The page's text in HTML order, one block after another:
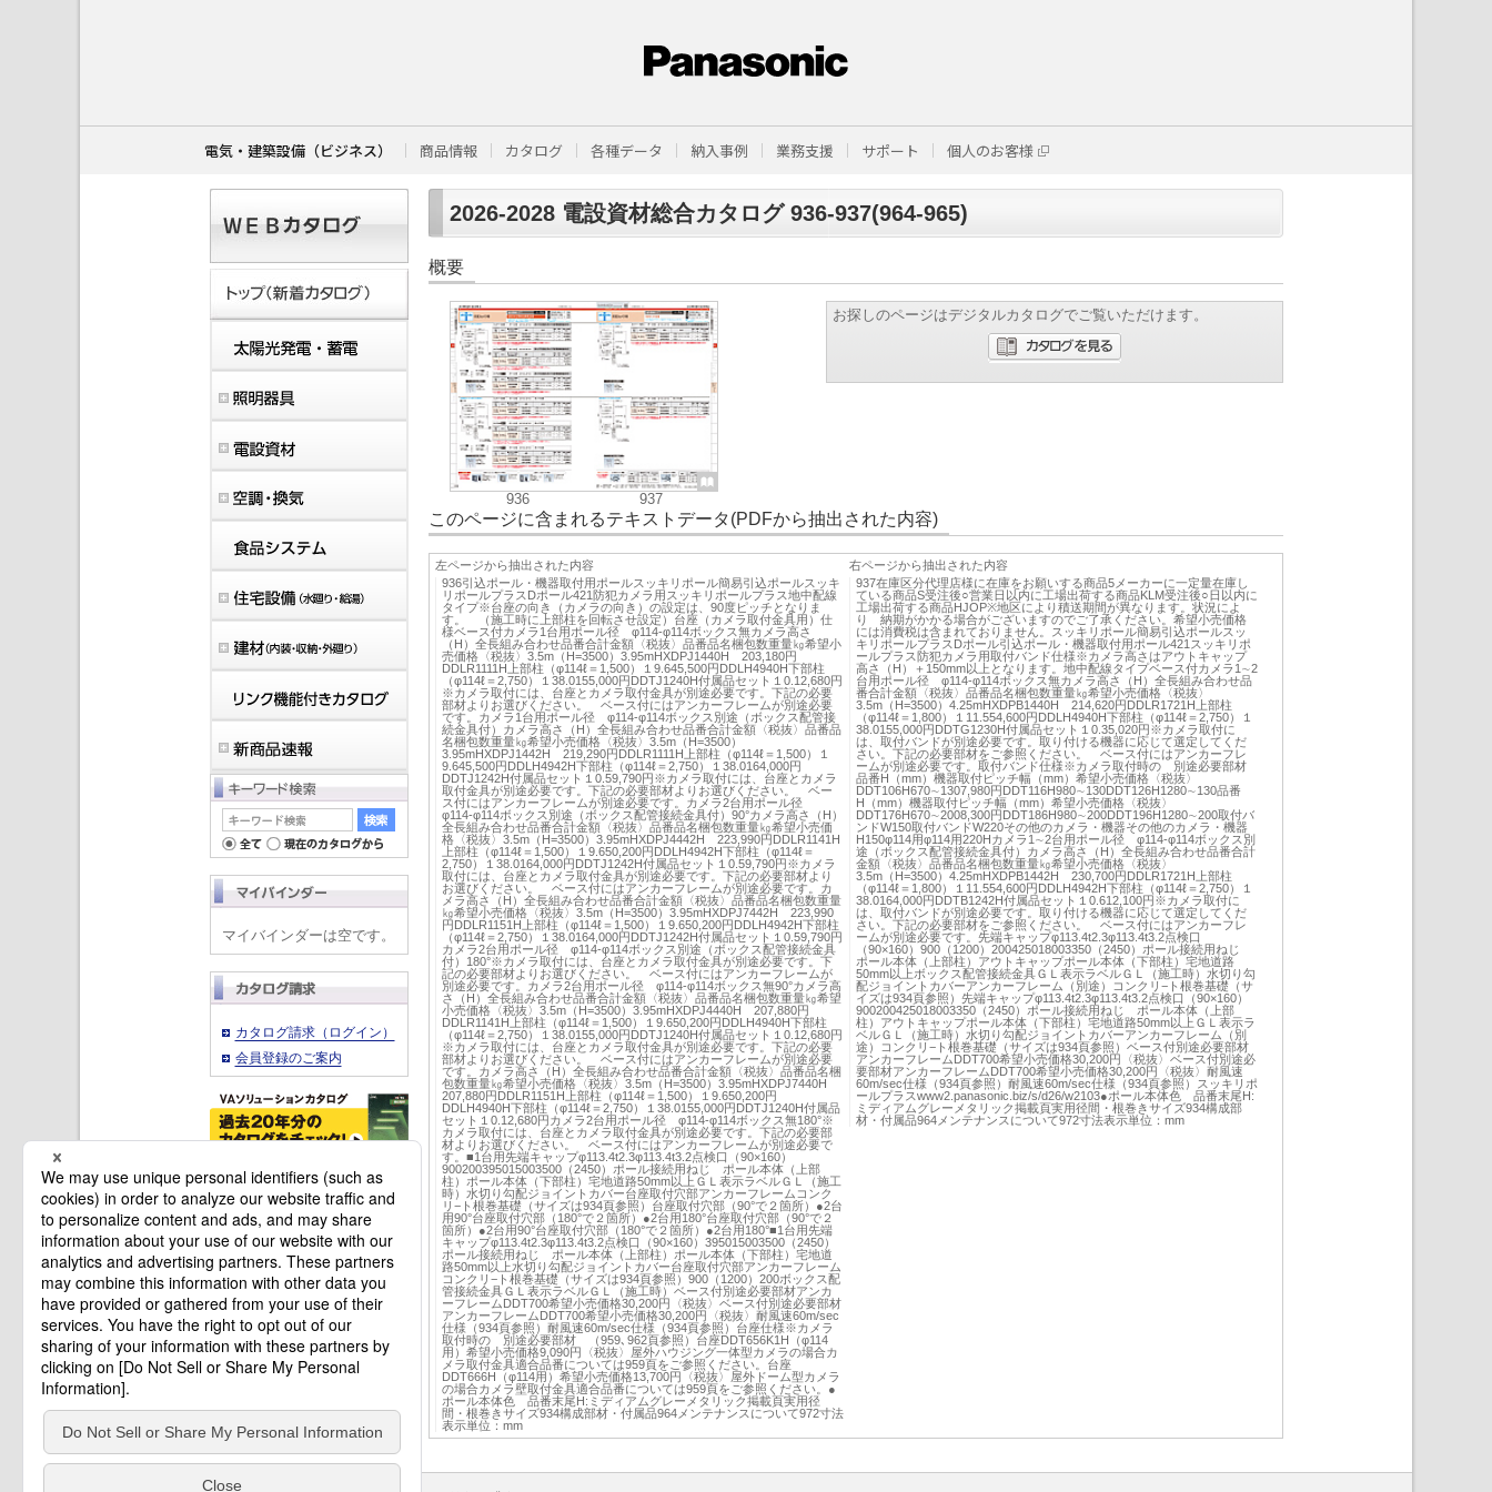
電気・建築設備（ビジネス） 商品情報 カタログ 各種データ 納入事例 業務支援 サポート 個人のお客様
2026-2028 電設資材総合カタログ 936-937(964-965)
概要
936 937
お探しのページはデジタルカタログでご覧いただけます。
このページに含まれるテキストデータ(PDFから抽出された内容)
左ページから抽出された内容
936引込ポール・機器取付用ポールスッキリポール簡易引込ポールスッキ
リポールプラスDポール421防犯カメラ用スッキリポールプラス地中配線
タイプ※台座の向き（カメラの向き）の設定は、90度ピッチとなりま
す。 （施工時に上部柱を回転させ設定）台座（カメラ取付金具用）仕
様ベース付カメラ1台用ポール径 φ114-φ114ボックス無カメラ高さ
（H）全長組み合わせ品番合計金額〈税抜〉品番品名梱包数重量㎏希望小
売価格〈税抜〉3.5m（H=3500）3.95mHXDPJ1440H 203,180円
DDLR1111H上部柱（φ114ℓ＝1,500）１9.645,500円DDLH4940H下部柱
（φ114ℓ＝2,750）１38.0155,000円DDTJ1240H付属品セット１0.12,680円
※カメラ取付には、台座とカメラ取付金具が別途必要です。下記の必要
部材よりお選びください。 ベース付にはアンカーフレームが別途必要
です。カメラ1台用ポール径 φ114-φ114ボックス別途（ボックス配管接
続金具付）カメラ高さ（H）全長組み合わせ品番合計金額〈税抜〉品番品
名梱包数重量㎏希望小売価格〈税抜〉3.5m（H=3500）
3.95mHXDPJ1442H 219,290円DDLR1111H上部柱（φ114ℓ＝1,500）１
9.645,500円DDLH4942H下部柱（φ114ℓ＝2,750）１38.0164,000円
DDTJ1242H付属品セット１0.59,790円※カメラ取付には、台座とカメラ
取付金具が別途必要です。下記の必要部材よりお選びください。 ベー
ス付にはアンカーフレームが別途必要です。カメラ2台用ポール径
φ114-φ114ボックス別途（ボックス配管接続金具付）90°カメラ高さ（H）
全長組み合わせ品番合計金額〈税抜〉品番品名梱包数重量㎏希望小売価
格〈税抜〉3.5m（H=3500）3.95mHXDPJ4442H 223,990円DDLR1141H
上部柱（φ114ℓ＝1,500）１9.650,200円DDLH4942H下部柱（φ114ℓ＝
2,750）１38.0164,000円DDTJ1242H付属品セット１0.59,790円※カメラ
取付には、台座とカメラ取付金具が別途必要です。下記の必要部材より
お選びください。 ベース付にはアンカーフレームが別途必要です。カ
メラ高さ（H）全長組み合わせ品番合計金額〈税抜〉品番品名梱包数重量
㎏希望小売価格〈税抜〉3.5m（H=3500）3.95mHXDPJ7442H 223,990
円DDLR1151H上部柱（φ114ℓ＝1,500）１9.650,200円DDLH4942H下部柱
（φ114ℓ＝2,750）１38.0164,000円DDTJ1242H付属品セット１0.59,790円
カメラ2台用ポール径 φ114-φ114ボックス別途（ボックス配管接続金具
付）180°※カメラ取付には、台座とカメラ取付金具が別途必要です。下
記の必要部材よりお選びください。 ベース付にはアンカーフレームが
別途必要です。カメラ2台用ポール径 φ114-φ114ボックス無90°カメラ高
さ（H）全長組み合わせ品番合計金額〈税抜〉品番品名梱包数重量㎏希望
小売価格〈税抜〉3.5m（H=3500）3.95mHXDPJ4440H 207,880円
DDLR1141H上部柱（φ114ℓ＝1,500）１9.650,200円DDLH4940H下部柱
（φ114ℓ＝2,750）１38.0155,000円DDTJ1240H付属品セット１0.12,680円
※カメラ取付には、台座とカメラ取付金具が別途必要です。下記の必要
部材よりお選びください。 ベース付にはアンカーフレームが別途必要
です。カメラ高さ（H）全長組み合わせ品番合計金額〈税抜〉品番品名梱
包数重量㎏希望小売価格〈税抜〉3.5m（H=3500）3.95mHXDPJ7440H
207,880円DDLR1151H上部柱（φ114ℓ＝1,500）１9.650,200円
DDLH4940H下部柱（φ114ℓ＝2,750）１38.0155,000円DDTJ1240H付属品
セット１0.12,680円カメラ2台用ポール径 φ114-φ114ボックス無180°※
カメラ取付には、台座とカメラ取付金具が別途必要です。下記の必要部
材よりお選びください。 ベース付にはアンカーフレームが別途必要で
す。■1台用先端キャップφ113.4t2.3φ113.4t3.2点検口（90×160）
900200395015003500（2450）ポール接続用ねじ ポール本体（上部
柱）ポール本体（下部柱）宅地道路50mm以上ＧＬ表示ラベルＧＬ（施工
時）水切り勾配ジョイントカバー台座取付穴部アンカーフレームコンク
リ−ト根巻基礎（サイズは934頁参照）台座取付穴部（90°で２箇所）●2台
用90°台座取付穴部（180°で２箇所）●2台用180°台座取付穴部（90°で２
箇所）●2台用90°台座取付穴部（180°で２箇所）●2台用180°■1台用先端
キャップφ113.4t2.3φ113.4t3.2点検口（90×160）395015003500（2450）
ポール接続用ねじ ポール本体（上部柱）ポール本体（下部柱）宅地道
路50mm以上水切り勾配ジョイントカバー台座取付穴部アンカーフレーム
コンクリ−ト根巻基礎（サイズは934頁参照）900（1200）200ボックス配
管接続金具ＧＬ表示ラベルＧＬ（施工時）ベース付別途必要部材アンカ
ーフレームDDT700希望小売価格30,200円〈税抜〉ベース付別途必要部材
アンカーフレームDDT700希望小売価格30,200円〈税抜〉耐風速60m/sec
仕様（934頁参照）耐風速60m/sec仕様（934頁参照）台座仕様※カメラ
取付時の 別途必要部材 （959､962頁参照）台座DDT656K1H（φ114
用）希望小売価格9,090円〈税抜〉屋外ハウジング一体型カメラの場合カ
メラ取付金具適合品番については959頁をご参照ください。台座
DDT666H（φ114用）希望小売価格13,700円〈税抜〉屋外ドーム型カメラ
の場合カメラ壁取付金具適合品番については959頁をご参照ください。●
ポール本体色 品番末尾H:ミディアムグレーメタリック掲載頁実用径
間・根巻きサイズ934構成部材・付属品964メンテナンスについて972寸法
表示単位：mm
右ページから抽出された内容
937在庫区分代理店様に在庫をお願いする商品5メーカーに一定量在庫し
ている商品S受注後○営業日以内に工場出荷する商品KLM受注後○日以内に
工場出荷する商品HJOP※地区により積送期間が異なります。状況によ
り 納期がかかる場合がございますのでご了承ください。希望小売価格
には消費税は含まれておりません。スッキリポール簡易引込ポールスッ
キリポールプラスDポール引込ポール・機器取付用ポール421スッキリポ
ールプラス防犯カメラ用取付バンド仕様※カメラ高さはアウトキャップ
高さ（H）＋150mm以上となります。地中配線タイプベース付カメラ1∼2
台用ポール径 φ114-φ114ボックス無カメラ高さ（H）全長組み合わせ品
番合計金額〈税抜〉品番品名梱包数重量㎏希望小売価格〈税抜〉
3.5m（H=3500）4.25mHXDPB1440H 214,620円DDLR1721H上部柱
（φ114ℓ＝1,800）１11.554,600円DDLH4940H下部柱（φ114ℓ＝2,750）１
38.0155,000円DDTG1230H付属品セット１0.35,020円※カメラ取付に
は、取付バンドが別途必要です。取り付ける機器に応じて選定してくだ
さい。下記の必要部材をご参照ください。 ベース付にはアンカーフレ
ームが別途必要です。取付バンド仕様※カメラ取付時の 別途必要部材
品番H（mm）機器取付ピッチ幅（mm）希望小売価格〈税抜〉
DDT106H670∼1307,980円DDT116H980∼130DDT126H1280∼130品番
H（mm）機器取付ピッチ幅（mm）希望小売価格〈税抜〉
DDT176H670∼2008,300円DDT186H980∼200DDT196H1280∼200取付バ
ンドW150取付バンドW220その他のカメラ・機器その他のカメラ・機器
H150φ114用φ114用220Hカメラ1∼2台用ポール径 φ114-φ114ボックス別
途（ボックス配管接続金具付）カメラ高さ（H）全長組み合わせ品番合計
金額〈税抜〉品番品名梱包数重量㎏希望小売価格〈税抜〉
3.5m（H=3500）4.25mHXDPB1442H 230,700円DDLR1721H上部柱
（φ114ℓ＝1,800）１11.554,600円DDLH4942H下部柱（φ114ℓ＝2,750）１
38.0164,000円DDTB1242H付属品セット１0.612,100円※カメラ取付に
は、取付バンドが別途必要です。取り付ける機器に応じて選定してくだ
さい。下記の必要部材をご参照ください。 ベース付にはアンカーフレ
ームが別途必要です。先端キャップφ113.4t2.3φ113.4t3.2点検口
（90×160）900（1200）200425018003350（2450）ポール接続用ねじ
ポール本体（上部柱）アウトキャップポール本体（下部柱）宅地道路
50mm以上ボックス配管接続金具ＧＬ表示ラベルＧＬ（施工時）水切り勾
配ジョイントカバーアンカーフレーム（別途）コンクリ−ト根巻基礎（サ
イズは934頁参照）先端キャップφ113.4t2.3φ113.4t3.2点検口（90×160）
900200425018003350（2450）ポール接続用ねじ ポール本体（上部
柱）アウトキャップポール本体（下部柱）宅地道路50mm以上ＧＬ表示ラ
ベルＧＬ（施工時）水切り勾配ジョイントカバーアンカーフレーム（別
途）コンクリ−ト根巻基礎（サイズは934頁参照）ベース付別途必要部材
アンカーフレームDDT700希望小売価格30,200円〈税抜〉ベース付別途必
要部材アンカーフレームDDT700希望小売価格30,200円〈税抜〉耐風速
60m/sec仕様（934頁参照）耐風速60m/sec仕様（934頁参照）スッキリポ
ールプラスwww2.panasonic.biz/s/d26/w2103●ポール本体色 品番末尾H:
ミディアムグレーメタリック掲載頁実用径間・根巻きサイズ934構成部
材・付属品964メンテナンスについて972寸法表示単位：mm
マイバインダーは空です。
カタログ請求（ログイン）
会員登録のご案内